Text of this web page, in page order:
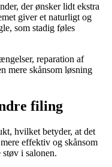
der ønsker lidt ekstra
giver et naturligt og
som stadig føles
reparation af
mere skånsom løsning
filing
hvilket betyder, at det
effektiv og skånsom
i salonen.